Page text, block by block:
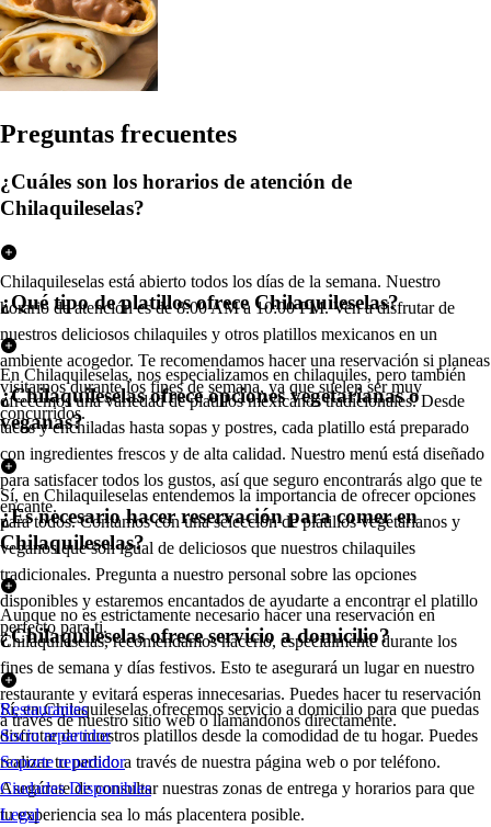
Preguntas frecuentes
¿Cuáles son los horarios de atención de
Chilaquileselas?
Chilaquileselas está abierto todos los días de la semana. Nuestro
horario de atención es de 8:00 AM a 10:00 PM. Ven a disfrutar de
nuestros deliciosos chilaquiles y otros platillos mexicanos en un
ambiente acogedor. Te recomendamos hacer una reservación si planeas
visitarnos durante los fines de semana, ya que suelen ser muy
concurridos.
¿Qué tipo de platillos ofrece Chilaquileselas?
En Chilaquileselas, nos especializamos en chilaquiles, pero también
ofrecemos una variedad de platillos mexicanos tradicionales. Desde
tacos y enchiladas hasta sopas y postres, cada platillo está preparado
con ingredientes frescos y de alta calidad. Nuestro menú está diseñado
para satisfacer todos los gustos, así que seguro encontrarás algo que te
encante.
¿Chilaquileselas ofrece opciones vegetarianas o
veganas?
Sí, en Chilaquileselas entendemos la importancia de ofrecer opciones
para todos. Contamos con una selección de platillos vegetarianos y
veganos que son igual de deliciosos que nuestros chilaquiles
tradicionales. Pregunta a nuestro personal sobre las opciones
disponibles y estaremos encantados de ayudarte a encontrar el platillo
perfecto para ti.
¿Es necesario hacer reservación para comer en
Chilaquileselas?
Aunque no es estrictamente necesario hacer una reservación en
Chilaquileselas, recomendamos hacerlo, especialmente durante los
fines de semana y días festivos. Esto te asegurará un lugar en nuestro
restaurante y evitará esperas innecesarias. Puedes hacer tu reservación
a través de nuestro sitio web o llamándonos directamente.
¿Chilaquileselas ofrece servicio a domicilio?
Sí, en Chilaquileselas ofrecemos servicio a domicilio para que puedas
disfrutar de nuestros platillos desde la comodidad de tu hogar. Puedes
realizar tu pedido a través de nuestra página web o por teléfono.
Asegúrate de consultar nuestras zonas de entrega y horarios para que
tu experiencia sea lo más placentera posible.
Restaurantes
Socio repartidor
Soporte repartidor
Ciudades Disponibles
Legal